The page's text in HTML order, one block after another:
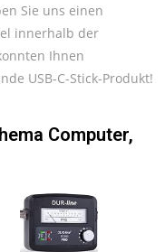
Sie uns einen
innerhalb der
Ihnen
USB-C-Stick-Produkt!
Computer,